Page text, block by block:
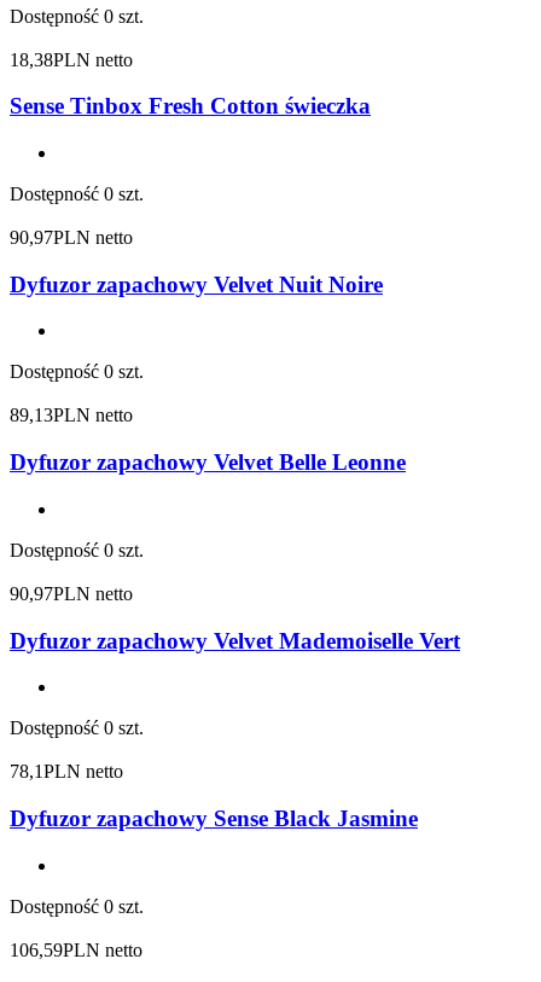
Dostępność 0 szt.
18,38PLN netto
Sense Tinbox Fresh Cotton świeczka
Dostępność 0 szt.
90,97PLN netto
Dyfuzor zapachowy Velvet Nuit Noire
Dostępność 0 szt.
89,13PLN netto
Dyfuzor zapachowy Velvet Belle Leonne
Dostępność 0 szt.
90,97PLN netto
Dyfuzor zapachowy Velvet Mademoiselle Vert
Dostępność 0 szt.
78,1PLN netto
Dyfuzor zapachowy Sense Black Jasmine
Dostępność 0 szt.
106,59PLN netto